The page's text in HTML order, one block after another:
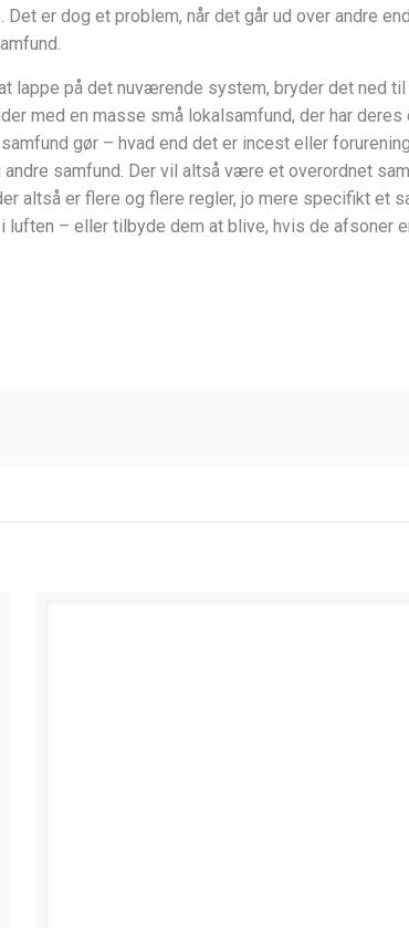
er dog et problem, når det går ud over andre
lappe på det nuværende system, bryder det ned
med en masse små lokalsamfund, der har
gør – hvad end det er incest eller
samfund. Der vil altså være et overordnet
altså er flere og flere regler, jo mere specifikt et
– eller tilbyde dem at blive, hvis de afsoner